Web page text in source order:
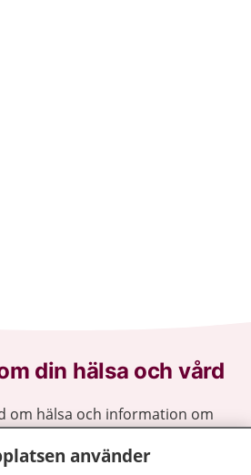
din hälsa och vård
om hälsa och information om
journal och göra dina
använder